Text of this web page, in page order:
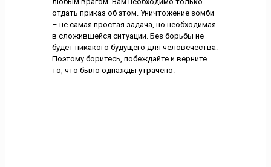
отдать приказ об этом. Уничтожение зомби
– не самая простая задача, но необходимая
в сложившейся ситуации. Без борьбы не
будет никакого будущего для человечества.
Поэтому боритесь, побеждайте и верните
то, что было однажды утрачено.